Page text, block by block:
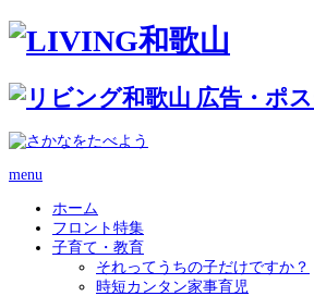
menu
ホーム
フロント特集
子育て・教育
それってうちの子だけですか？
時短カンタン家事育児